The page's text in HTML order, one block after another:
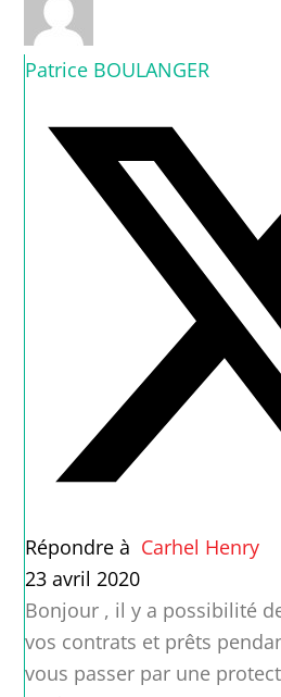
Patrice BOULANGER
Répondre à Carhel Henry
23 avril 2020
Bonjour , il y a possibilité
vos contrats et prêts
vous passer par une